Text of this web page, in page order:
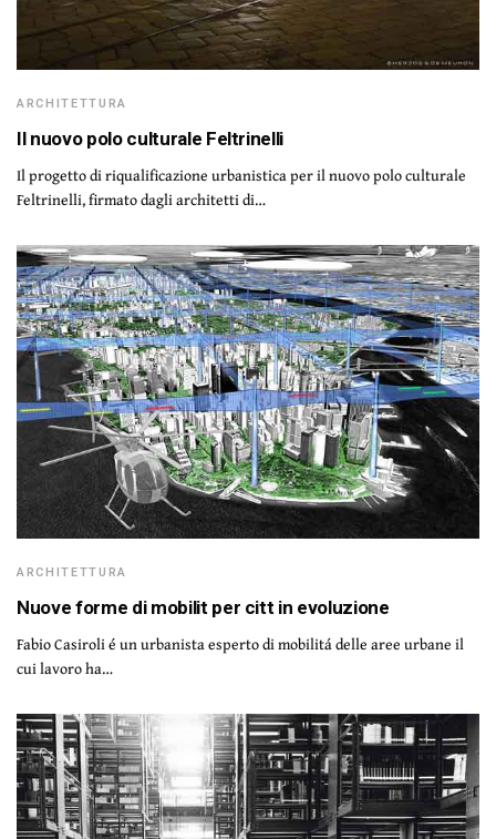
ARCHITETTURA
Il nuovo polo culturale Feltrinelli
Il progetto di riqualificazione urbanistica per il nuovo polo culturale
Feltrinelli, firmato dagli architetti di…
ARCHITETTURA
Nuove forme di mobilit per citt in evoluzione
Fabio Casiroli é un urbanista esperto di mobilitá delle aree urbane il
cui lavoro ha…